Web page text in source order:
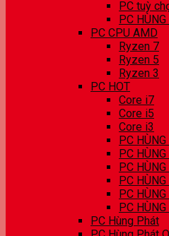
PC tuỳ
PC
PC CPU AMD
Ryzen 7
Ryzen 5
Ryzen 3
PC HOT
Core i7
Core i5
Core i3
PC
PC
PC
PC
PC
PC
PC Hùng Phát